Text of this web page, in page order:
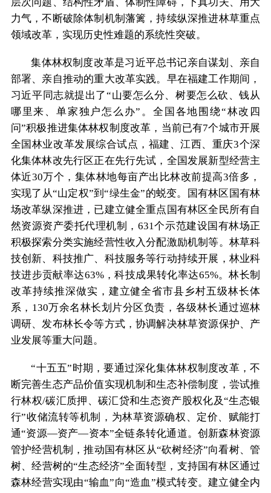
力气，不断破除体制机制藩篱，持续纵深推进林草重点
领域改革，实现历史性难题的系统性突破。
集体林权制度改革是习近平总书记亲自谋划、亲自
部署、亲自推动的重大改革实践。早在福建工作期间，
习近平同志就提出了“山要怎么分、树要怎么砍、钱从
哪里来、单家独户怎么办”。全国各地围绕“林改四
问”积极推进集体林权制度改革，当前已有7个城市开展
全国林业改革发展综合试点，福建、江西、重庆3个深
化集体林改先行区正在先行先试，全国发展新型经营主
体近30万个，集体林地每亩产出比林改前提高3倍多，
实现了从“山定权”到“绿生金”的蜕变。国有林区国有林
场改革纵深推进，已建立健全重点国有林区全民所有自
然资源资产委托代理机制，631个示范建设国有林场正
积极探索分类实施经营性收入分配激励机制等。林草科
技创新、科技推广、科技服务等行动持续开展，林业科
技进步贡献率达63%，科技成果转化率达65%。林长制
改革持续推深做实，建立健全省市县乡村五级林长体
系，130万余名林长划片分区负责，各级林长通过巡林
调研、发布林长令等方式，协调解决林草资源保护、产
业发展等重大问题。
“十五五”时期，要通过深化集体林权制度改革，不
断完善生态产品价值实现机制和生态补偿制度，尝试推
行林权/碳汇质押、碳汇贷和生态资产股权化及“生态银
行”收储流转等机制，为林草资源确权、定价、赋能打
通“资源—资产—资本”全链条转化通道。创新森林资源
管护经营机制，推动国有林区从“砍树经济”向看树、管
树、经营树的“生态经济”全面转型，支持国有林区通过
森林经营实现由“输血”向“造血”模式转变。建立健全内